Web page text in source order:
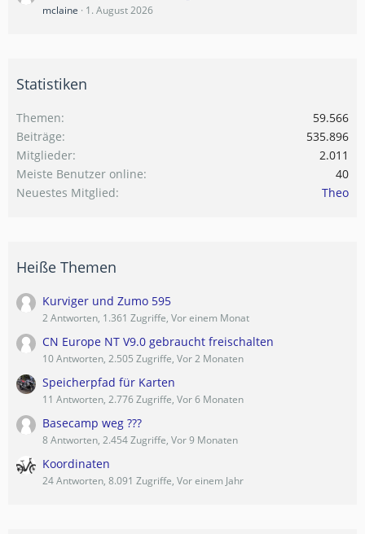
mclaine 1. August 2026
Statistiken
Themen
59.566
Beiträge
535.896
Mitglieder
2.011
Meiste Benutzer online
40
Neuestes Mitglied
Theo
Heiße Themen
Kurviger und Zumo 595
2 Antworten, 1.361 Zugriffe, Vor einem Monat
CN Europe NT V9.0 gebraucht freischalten
10 Antworten, 2.505 Zugriffe, Vor 2 Monaten
Speicherpfad für Karten
11 Antworten, 2.776 Zugriffe, Vor 6 Monaten
Basecamp weg ???
8 Antworten, 2.454 Zugriffe, Vor 9 Monaten
Koordinaten
24 Antworten, 8.091 Zugriffe, Vor einem Jahr